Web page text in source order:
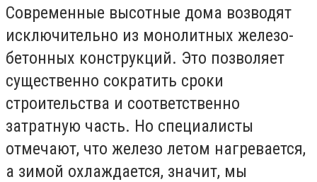
Современные высотные дома возводят
исключительно из монолитных железо-
бетонных конструкций. Это позволяет
существенно сократить сроки
строительства и соответственно
затратную часть. Но специалисты
отмечают, что железо летом нагревается,
а зимой охлаждается, значит, мы